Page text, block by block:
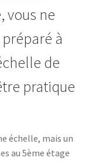
vous ne
à
de
pratique
échelle, mais un
au 5ème étage